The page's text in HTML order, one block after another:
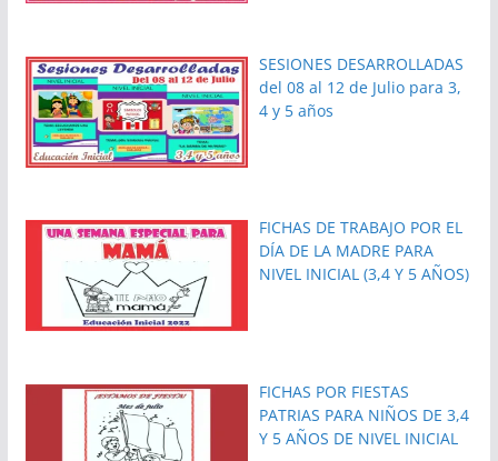
SESIONES DESARROLLADAS
del 08 al 12 de Julio para 3,
4 y 5 años
FICHAS DE TRABAJO POR EL
DÍA DE LA MADRE PARA
NIVEL INICIAL (3,4 Y 5 AÑOS)
FICHAS POR FIESTAS
PATRIAS PARA NIÑOS DE 3,4
Y 5 AÑOS DE NIVEL INICIAL